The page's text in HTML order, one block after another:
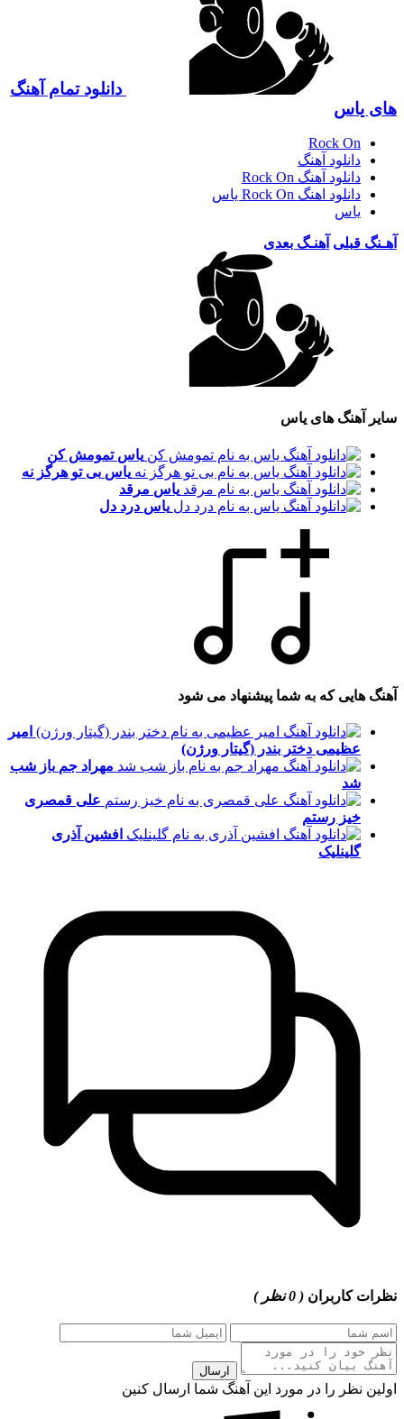
دانلود تمام آهنگ
های یاس
Rock On
دانلود آهنگ
دانلود آهنگ Rock On
دانلود اهنگ Rock On یاس
یاس
آهـنگ قبلی آهنـگ بعدی
سایر آهنگ های یاس
یاس تمومش کن
یاس بی تو هرگز نه
یاس مرقد
یاس درد دل
آهنگ هایی که به شما پیشنهاد می شود
امیر
عظیمی دختر بندر (گیتار ورژن)
مهراد جم باز شب
شد
علی قمصری
خیز رستم
افشین آذری
گلینلیک
نظرات کاربران ( 0 نظر )
ارسال
اولین نظر را در مورد این آهنگ شما ارسال کنین